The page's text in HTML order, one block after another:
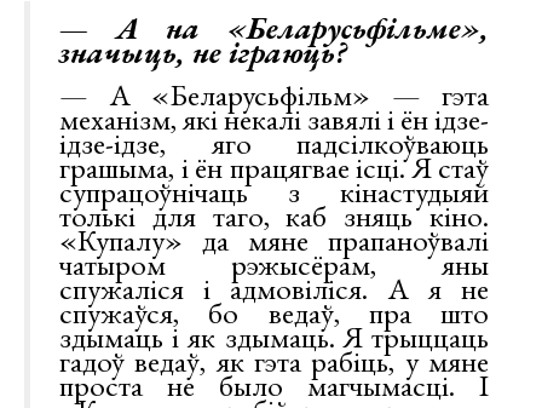
— А на «Беларусьфільме»,
значыць, не іграюць?
— А «Беларусьфільм» — гэта
механізм, які некалі завялі і ён ідзе-
ідзе-ідзе, яго падсілкоўваюць
грашыма, і ён працягвае ісці. Я стаў
супрацоўнічаць з кінастудыяй
толькі для таго, каб зняць кіно.
«Купалу» да мяне прапаноўвалі
чатыром рэжысёрам, яны
спужаліся і адмовіліся. А я не
спужаўся, бо ведаў, пра што
здымаць і як здымаць. Я трыццаць
гадоў ведаў, як гэта рабіць, у мяне
проста не было магчымасці. І